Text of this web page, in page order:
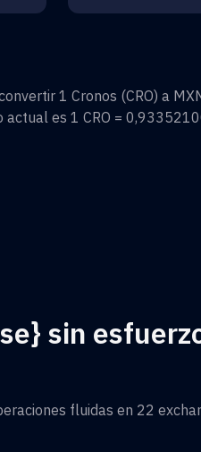
1 Cronos (CRO) a
actual es 1 CRO =
sin
fluidas en 22